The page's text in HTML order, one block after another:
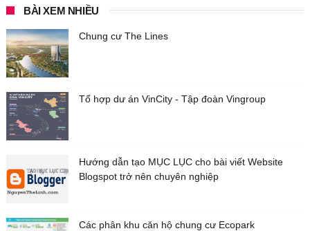
BÀI XEM NHIỀU
Chung cư The Lines
Tổ hợp dư án VinCity - Tập đoàn Vingroup
Hướng dẫn tạo MỤC LỤC cho bài viết Website
Blogspot trở nên chuyên nghiệp
Các phân khu căn hộ chung cư Ecopark